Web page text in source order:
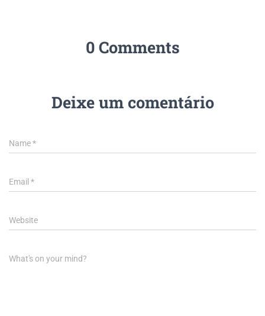
0 Comments
Deixe um comentário
Name*
Email *
Website
What's on your mind?